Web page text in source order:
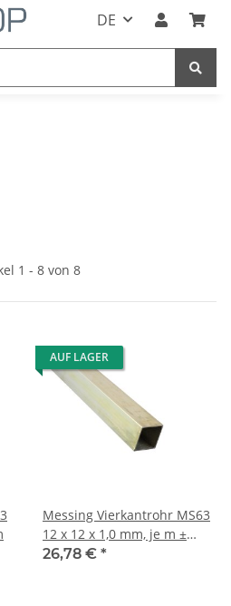
DE
1 - 8 von 8
AUF LAGER
Messing Vierkantrohr MS63
12 x 12 x 1,0 mm, je m ±
5mm
26,78 € *